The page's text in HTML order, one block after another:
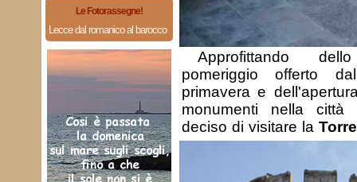
Le Fotorassegne!
Lecce dal romanico al barocco
Approfittando
pomeriggio offerto
primavera e
monumenti nella
deciso di visitare la